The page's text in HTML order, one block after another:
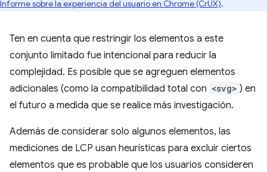
Informe sobre la experiencia del usuario en Chrome (CrUX).
Ten en cuenta que restringir los elementos a este
conjunto limitado fue intencional para reducir la
complejidad. Es posible que se agreguen elementos
adicionales (como la compatibilidad total con <svg> ) en
el futuro a medida que se realice más investigación.
Además de considerar solo algunos elementos, las
mediciones de LCP usan heurísticas para excluir ciertos
elementos que es probable que los usuarios consideren